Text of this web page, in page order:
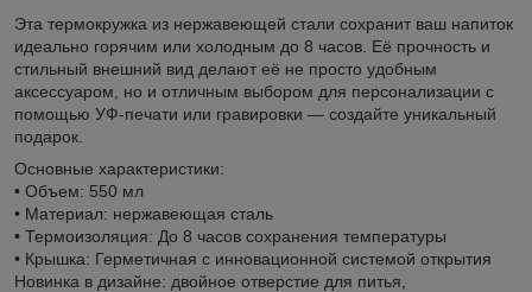
Эта термокружка из нержавеющей стали сохранит ваш напиток
идеально горячим или холодным до 8 часов. Её прочность и
стильный внешний вид делают её не просто удобным
аксессуаром, но и отличным выбором для персонализации с
помощью УФ-печати или гравировки — создайте уникальный
подарок.
Основные характеристики:
• Объем: 550 мл
• Материал: нержавеющая сталь
• Термоизоляция: До 8 часов сохранения температуры
• Крышка: Герметичная с инновационной системой открытия
Новинка в дизайне: двойное отверстие для питья,